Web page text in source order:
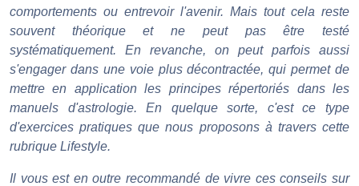
comportements ou entrevoir l'avenir. Mais tout cela reste
souvent théorique et ne peut pas être testé
systématiquement. En revanche, on peut parfois aussi
s'engager dans une voie plus décontractée, qui permet de
mettre en application les principes répertoriés dans les
manuels d'astrologie. En quelque sorte, c'est ce type
d'exercices pratiques que nous proposons à travers cette
rubrique Lifestyle.
Il vous est en outre recommandé de vivre ces conseils sur